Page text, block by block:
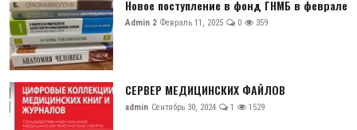
Новое поступление в фонд ГНМБ в феврале
Admin 2 Февраль 11, 2025 0 359
СЕРВЕР МЕДИЦИНСКИХ ФАЙЛОВ
admin Сентябрь 30, 2024 1 1529